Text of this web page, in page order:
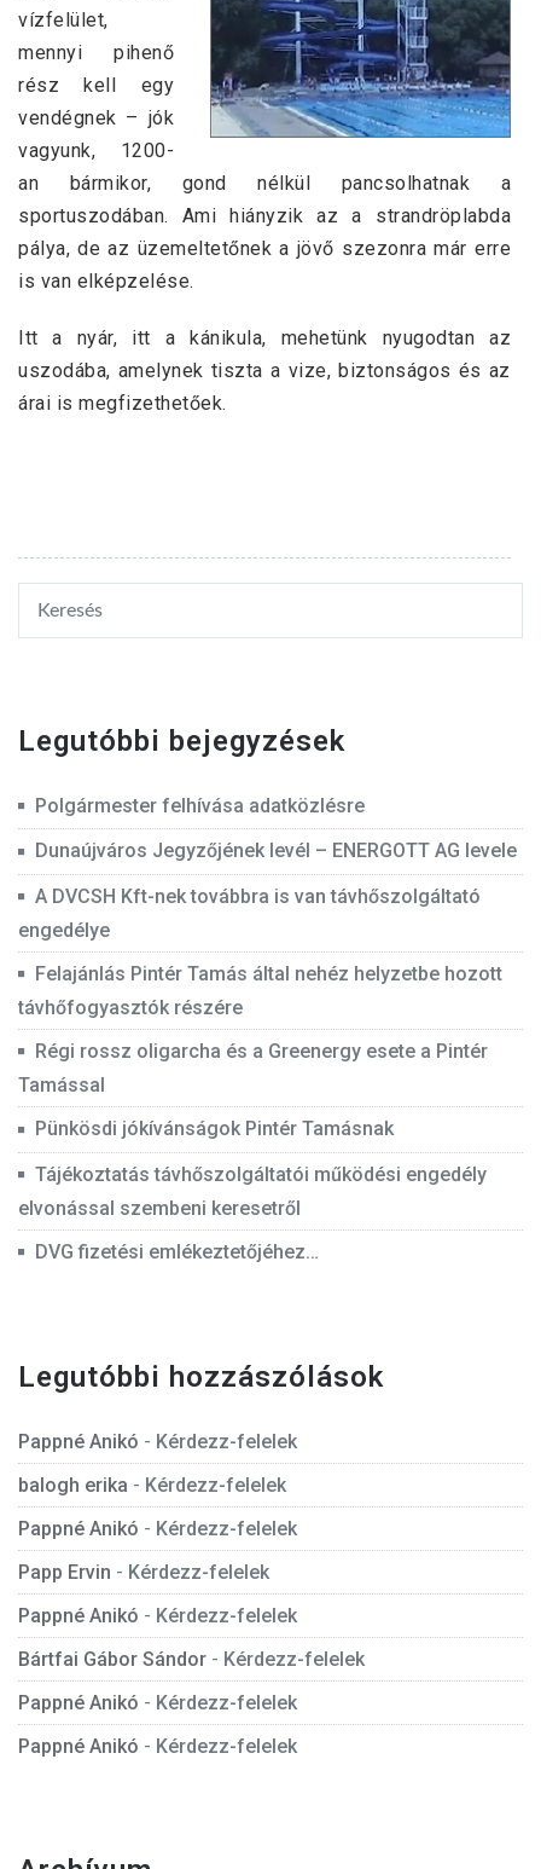
vízfelület,
mennyi pihenő
rész kell egy
vendégnek – jók
vagyunk, 1200-
an bármikor, gond nélkül pancsolhatnak a
sportuszodában. Ami hiányzik az a strandröplabda
pálya, de az üzemeltetőnek a jövő szezonra már erre
is van elképzelése.
Itt a nyár, itt a kánikula, mehetünk nyugodtan az
uszodába, amelynek tiszta a vize, biztonságos és az
árai is megfizethetőek.
Legutóbbi bejegyzések
Polgármester felhívása adatközlésre
Dunaújváros Jegyzőjének levél – ENERGOTT AG levele
A DVCSH Kft-nek továbbra is van távhőszolgáltató
engedélye
Felajánlás Pintér Tamás által nehéz helyzetbe hozott
távhőfogyasztók részére
Régi rossz oligarcha és a Greenergy esete a Pintér
Tamással
Pünkösdi jókívánságok Pintér Tamásnak
Tájékoztatás távhőszolgáltatói működési engedély
elvonással szembeni keresetről
DVG fizetési emlékeztetőjéhez…
Legutóbbi hozzászólások
Pappné Anikó - Kérdezz-felelek
balogh erika - Kérdezz-felelek
Pappné Anikó - Kérdezz-felelek
Papp Ervin - Kérdezz-felelek
Pappné Anikó - Kérdezz-felelek
Bártfai Gábor Sándor - Kérdezz-felelek
Pappné Anikó - Kérdezz-felelek
Pappné Anikó - Kérdezz-felelek